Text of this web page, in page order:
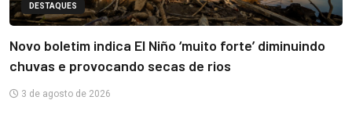
DESTAQUES
Novo boletim indica El Niño ‘muito forte’ diminuindo
chuvas e provocando secas de rios
3 de agosto de 2026